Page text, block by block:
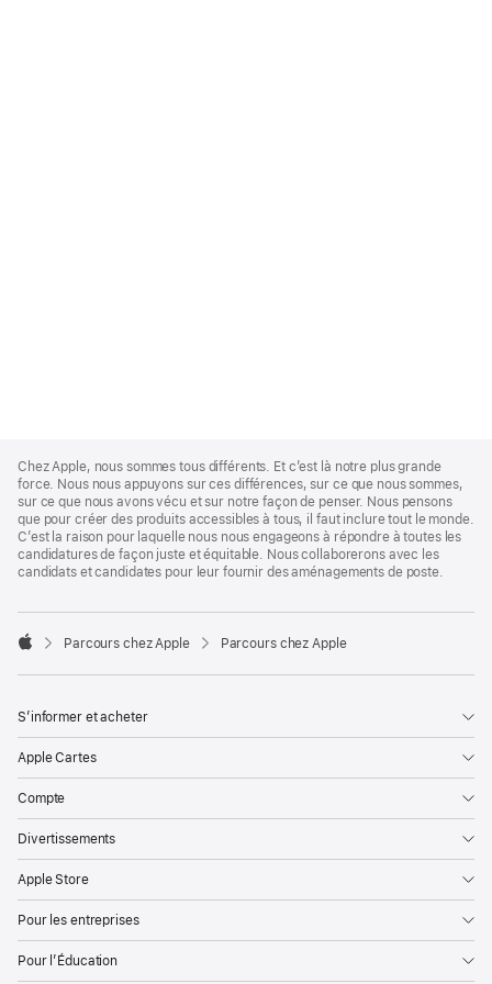
Footer
Chez Apple, nous sommes tous différents. Et c’est là notre plus grande
force. Nous nous appuyons sur ces différences, sur ce que nous sommes,
sur ce que nous avons vécu et sur notre façon de penser. Nous pensons
que pour créer des produits accessibles à tous, il faut inclure tout le monde.
C’est la raison pour laquelle nous nous engageons à répondre à toutes les
candidatures de façon juste et équitable. Nous collaborerons avec les
candidats et candidates pour leur fournir des aménagements de poste.

Parcours chez Apple Parcours chez Apple
S’informer et acheter
Apple Cartes
Compte
Divertissements
Apple Store
Pour les entreprises
Pour l’Éducation